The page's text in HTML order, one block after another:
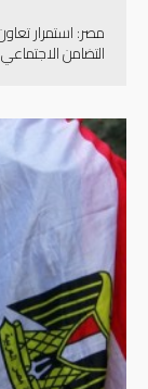
مصر: استمرار
التضامن